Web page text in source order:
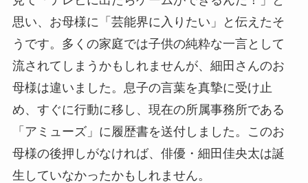
思い、お母様に「芸能界に入りたい」と伝えたそ
うです。多くの家庭では子供の純粋な一言として
流されてしまうかもしれませんが、細田さんのお
母様は違いました。息子の言葉を真摯に受け止
め、すぐに行動に移し、現在の所属事務所である
「アミューズ」に履歴書を送付しました。このお
母様の後押しがなければ、俳優・細田佳央太は誕
生していなかったかもしれません。